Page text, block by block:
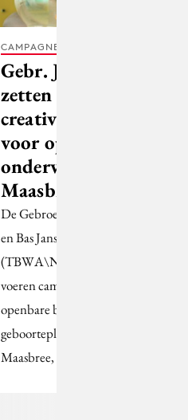
CAMPAGNES
Gebr. Janssen
zetten
creativiteit in
voor openbaar
onderwijs in
Maasbree
De Gebroeders Koen
en Bas Janssen
(TBWA\Neboko)
voeren campagne voor
openbare basisschool in
geboorteplaats
Maasbree, Limburg.